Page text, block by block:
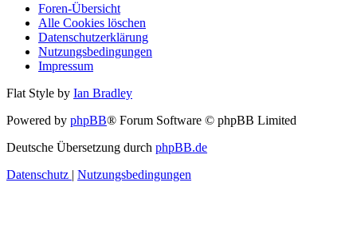
Foren-Übersicht
Alle Cookies löschen
Datenschutzerklärung
Nutzungsbedingungen
Impressum
Flat Style by Ian Bradley
Powered by phpBB® Forum Software © phpBB Limited
Deutsche Übersetzung durch phpBB.de
Datenschutz | Nutzungsbedingungen